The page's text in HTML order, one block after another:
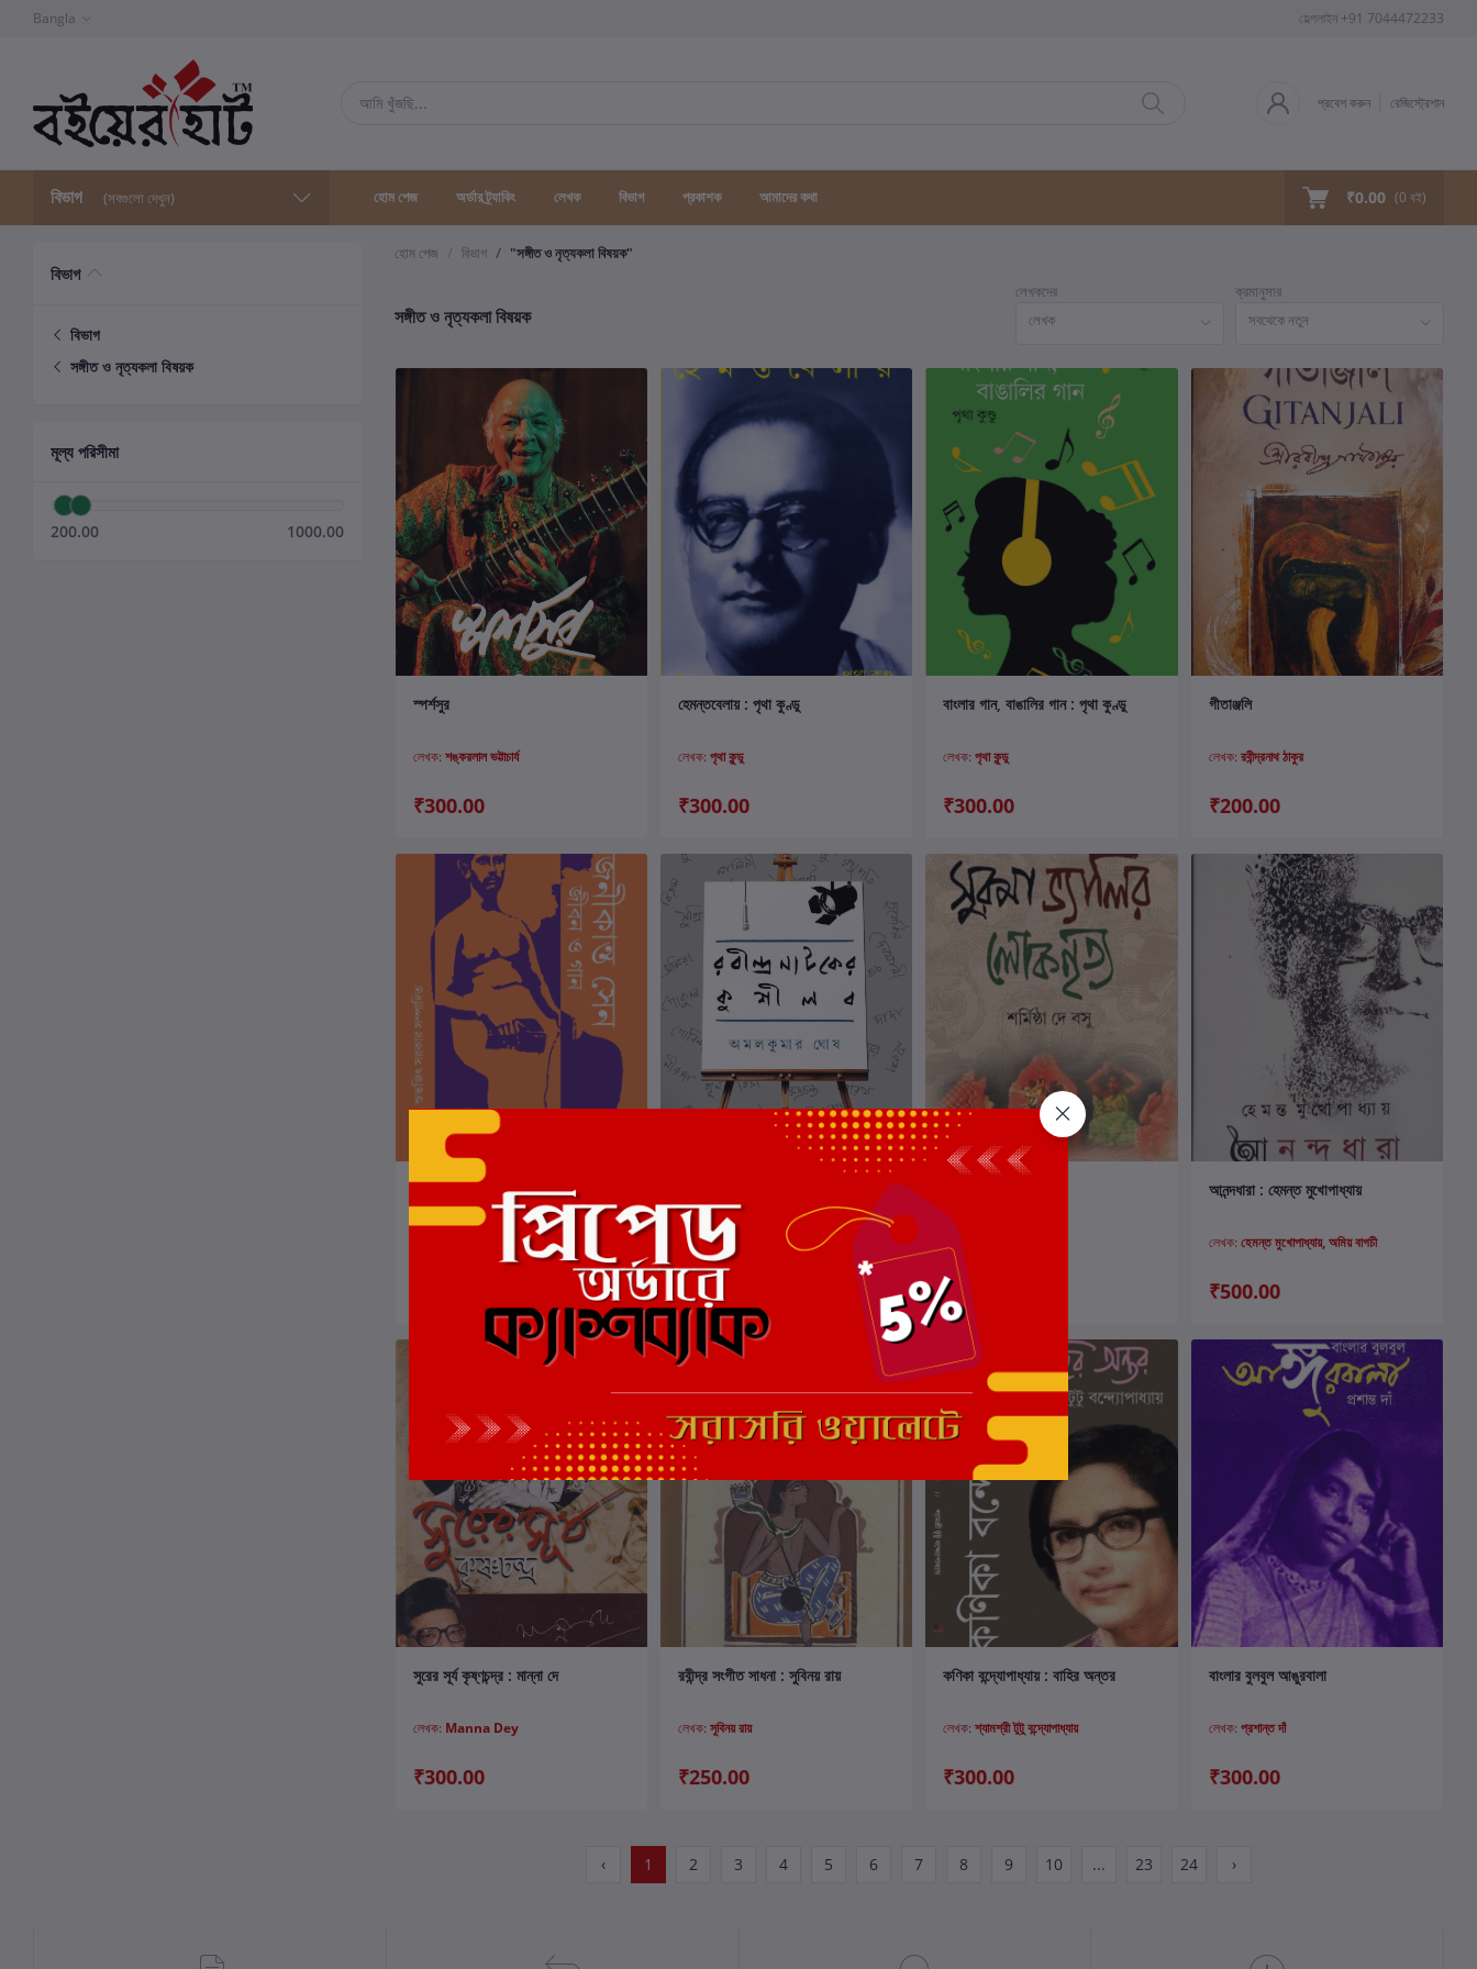
Bangla হেল্পলাইন +91 7044472233
প্রবেশ করুন রেজিস্ট্রেশান
বিভাগ (সবগুলো দেখুন) হোম পেজ অর্ডার ট্র্যাকিং লেখক বিভাগ প্রকাশক আমাদের কথা ₹0.00 (0 বই)
বিভাগ
বিভাগ
সঙ্গীত ও নৃত্যকলা বিষয়ক
মূল্য পরিসীমা
200.00 1000.00
হোম পেজ বিভাগ "সঙ্গীত ও নৃত্যকলা বিষয়ক"
সঙ্গীত ও নৃত্যকলা বিষয়ক
লেখকদের
লেখক
ক্রমানুসার
সবথেকে নতুন
স্পর্শসুর
লেখক: শঙ্করলাল ভট্টাচার্য
₹300.00
কার্টে যোগ করুন
হেমন্তবেলায় : পৃথা কুণ্ডু
লেখক: পৃথা কুন্ডু
₹300.00
কার্টে যোগ করুন
বাংলার গান, বাঙালির গান : পৃথা কুণ্ডু
লেখক:পৃথা কুন্ডু
₹300.00
গীতাঞ্জলি
লেখক: রবীন্দ্রনাথ ঠাকুর
₹200.00
রজনীকান্ত সেন : জীবন ও গান
RAJANIKANTA SEN লেখক:অমল কুমার ঘোষ
₹400.00
লেখক:
₹200.00
কার্টে যোগ করুন
আনন্দধারা : হেমন্ত মুখোপাধ্যায়
লেখক: হেমন্ত মুখোপাধ্যায়, অমিয় বাগচী
₹500.00
কার্টে যোগ করুন
সুরের সূর্য কৃষ্ণচন্দ্র : মান্না দে
লেখক: Manna Dey
₹300.00
কার্টে যোগ করুন
রবীন্দ্র সংগীত সাধনা : সুবিনয় রায়
লেখক: সুবিনয় রায়
₹250.00
কার্টে যোগ করুন
কণিকা বন্দ্যোপাধ্যায় : বাহির অন্তর
লেখক:শ্যামশ্রী টুটু বন্দ্যোপাধ্যায়
₹300.00
কার্টে যোগ করুন
বাংলার বুলবুল আঙুরবালা
লেখক: প্রশান্ত দাঁ
₹300.00
‹ 1 2 3 4 5 6 7 8 9 10 ... 23 24 ›